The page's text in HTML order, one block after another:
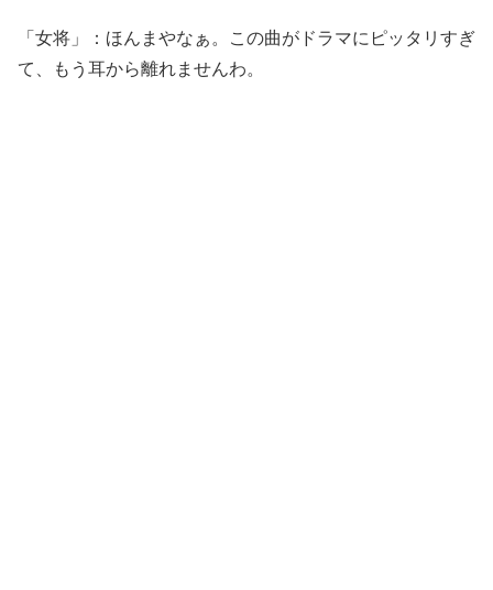
「女将」：ほんまやなぁ。この曲がドラマにピッタリすぎ
て、もう耳から離れませんわ。